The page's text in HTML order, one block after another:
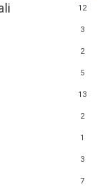
12
3
2
5
13
2
1
3
7